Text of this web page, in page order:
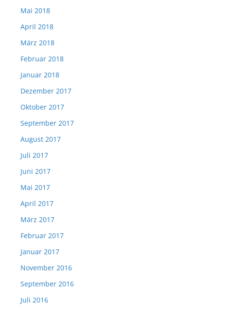
Mai 2018
April 2018
März 2018
Februar 2018
Januar 2018
Dezember 2017
Oktober 2017
September 2017
August 2017
Juli 2017
Juni 2017
Mai 2017
April 2017
März 2017
Februar 2017
Januar 2017
November 2016
September 2016
Juli 2016